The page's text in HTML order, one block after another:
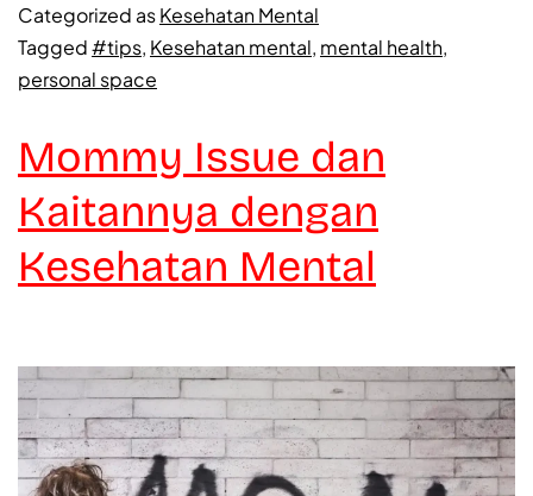
Categorized asKesehatan Mental
Tagged#tips, Kesehatan mental, mental health,
personal space
Mommy Issue dan
Kaitannya dengan
Kesehatan Mental